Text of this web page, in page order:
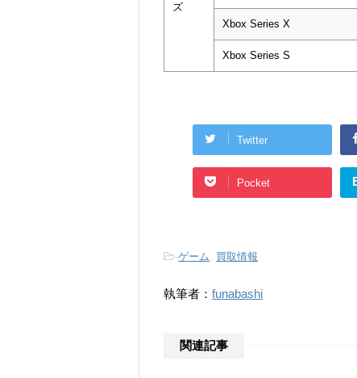
ズ
Xbox Series X
Xbox Series S
Twitter
Pocket
-ゲーム, 買取情報
執筆者： funabashi
関連記事